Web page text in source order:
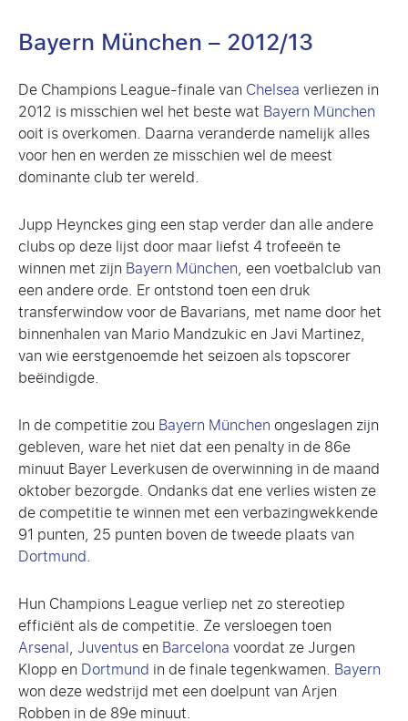
Bayern München – 2012/13
De Champions League-finale van Chelseaverliezen in
2012 is misschien wel het beste wat Bayern München
ooit is overkomen. Daarna veranderde namelijk alles
voor hen en werden ze misschien wel de meest
dominante club ter wereld.
Jupp Heynckes ging een stap verder dan alle andere
clubs op deze lijst door maar liefst 4 trofeeën te
winnen met zijn Bayern München, een voetbalclub van
een andere orde. Er ontstond toen een druk
transferwindow voor de Bavarians, met name door het
binnenhalen van Mario Mandzukic en Javi Martinez,
van wie eerstgenoemde het seizoen als topscorer
beëindigde.
In de competitie zou Bayern München ongeslagen zijn
gebleven, ware het niet dat een penalty in de 86e
minuut Bayer Leverkusen de overwinning in de maand
oktober bezorgde. Ondanks dat ene verlies wisten ze
de competitie te winnen met een verbazingwekkende
91 punten, 25 punten boven de tweede plaats van
Dortmund.
Hun Champions League verliep net zo stereotiep
efficiënt als de competitie. Ze versloegen toen
Arsenal, Juventusen Barcelonavoordat ze Jurgen
Klopp en Dortmund in de finale tegenkwamen. Bayern
won deze wedstrijd met een doelpunt van Arjen
Robben in de 89e minuut.